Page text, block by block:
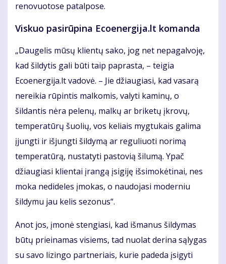
renovuotose patalpose.
Viskuo pasirūpina Ecoenergija.lt komanda
„Daugelis mūsų klientų sako, jog net nepagalvoję,
kad šildytis gali būti taip paprasta, – teigia
Ecoenergija.lt vadovė. – Jie džiaugiasi, kad vasarą
nereikia rūpintis malkomis, valyti kaminų, o
šildantis nėra pelenų, malkų ar briketų įkrovų,
temperatūrų šuolių, vos keliais mygtukais galima
įjungti ir išjungti šildymą ar reguliuoti norimą
temperatūrą, nustatyti pastovią šilumą. Ypač
džiaugiasi klientai įrangą įsigiję išsimokėtinai, nes
moka nedideles įmokas, o naudojasi moderniu
šildymu jau kelis sezonus“.
Anot jos, įmonė stengiasi, kad išmanus šildymas
būtų prieinamas visiems, tad nuolat derina sąlygas
su savo lizingo partneriais, kurie padeda įsigyti